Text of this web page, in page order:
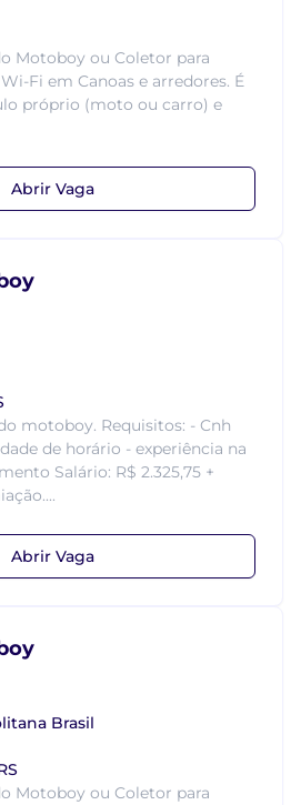
Motoboy ou Coletor para
Fi em Canoas e arredores. É
próprio (moto ou carro) e
Abrir Vaga
motoboy. Requisitos: - Cnh
de horário - experiência na
Salário: R$ 2.325,75 +
Abrir Vaga
Brasil
Motoboy ou Coletor para